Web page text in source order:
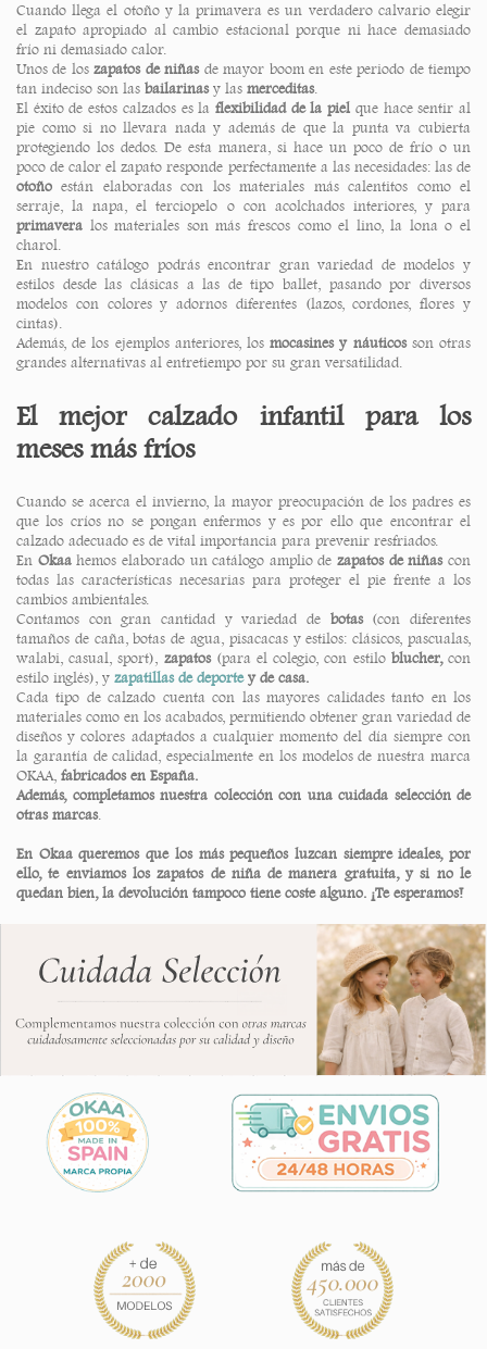
Cuando llega el otoño y la primavera es un verdadero calvario elegir
el zapato apropiado al cambio estacional porque ni hace demasiado
frío ni demasiado calor.
Unos de loszapatos de niñasde mayor boom en este periodo de tiempo
tan indeciso son las bailarinasy las merceditas.
El éxito de estos calzados es la flexibilidad de la piel que hace sentir al
pie como si no llevara nada y además de que la punta va cubierta
protegiendo los dedos. De esta manera, si hace un poco de frío o un
poco de calor el zapato responde perfectamente a las necesidades: las de
otoño están elaboradas con los materiales más calentitos como el
serraje, la napa, el terciopelo o con acolchados interiores, y para
primavera los materiales son más frescos como el lino, la lona o el
charol.
En nuestro catálogo podrás encontrar gran variedad de modelos y
estilos desde las clásicas a las de tipo ballet, pasando por diversos
modelos con colores y adornos diferentes (lazos, cordones, flores y
cintas).
Además, de los ejemplos anteriores, losmocasines y náuticosson otras
grandes alternativas al entretiempo por su gran versatilidad.
El mejor calzado infantil para los
meses más fríos
Cuando se acerca el invierno, la mayor preocupación de los padres es
que los críos no se pongan enfermos y es por ello que encontrar el
calzado adecuado es de vital importancia para prevenir resfriados.
En Okaahemos elaborado un catálogo amplio dezapatos de niñascon
todas las características necesarias para proteger el pie frente a los
cambios ambientales.
Contamos con gran cantidad y variedad de botas(con diferentes
tamaños de caña, botas de agua, pisacacas y estilos: clásicos, pascualas,
walabi, casual, sport), zapatos(para el colegio, con estilo blucher,con
estilo inglés), y zapatillas de deportey de casa.
Cada tipo de calzado cuenta con las mayores calidades tanto en los
materiales como en los acabados, permitiendo obtener gran variedad de
diseños y colores adaptados a cualquier momento del día siempre con
la garantía de calidad, especialmente en los modelos de nuestra marca
OKAA, fabricados en España.
Además, completamos nuestra colección con una cuidada selección de
otras marcas.
En Okaa queremos que los más pequeños luzcan siempre ideales, por
ello, te enviamos los zapatos de niña de manera gratuita, y si no le
quedan bien, la devolución tampoco tiene coste alguno. ¡Te esperamos!